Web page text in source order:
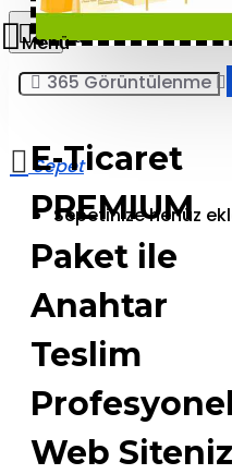
Sepetinize henüz
365 Görüntülenme
E-Ticaret
PREMIUM
Paket ile
Anahtar
Teslim
Profesyonel
Web Siteniz